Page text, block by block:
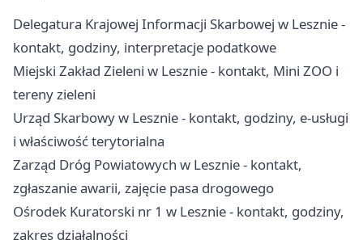
Delegatura Krajowej Informacji Skarbowej w Lesznie -
kontakt, godziny, interpretacje podatkowe
Miejski Zakład Zieleni w Lesznie - kontakt, Mini ZOO i
tereny zieleni
Urząd Skarbowy w Lesznie - kontakt, godziny, e-usługi
i właściwość terytorialna
Zarząd Dróg Powiatowych w Lesznie - kontakt,
zgłaszanie awarii, zajęcie pasa drogowego
Ośrodek Kuratorski nr 1 w Lesznie - kontakt, godziny,
zakres działalności